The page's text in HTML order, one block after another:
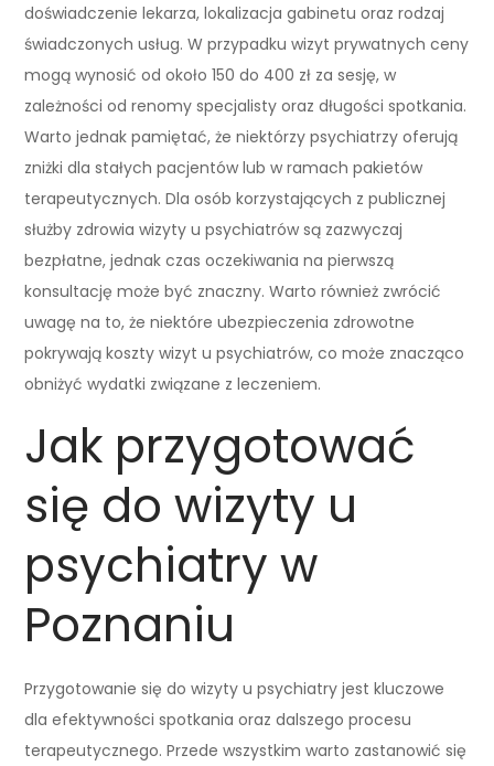
doświadczenie lekarza, lokalizacja gabinetu oraz rodzaj
świadczonych usług. W przypadku wizyt prywatnych ceny
mogą wynosić od około 150 do 400 zł za sesję, w
zależności od renomy specjalisty oraz długości spotkania.
Warto jednak pamiętać, że niektórzy psychiatrzy oferują
zniżki dla stałych pacjentów lub w ramach pakietów
terapeutycznych. Dla osób korzystających z publicznej
służby zdrowia wizyty u psychiatrów są zazwyczaj
bezpłatne, jednak czas oczekiwania na pierwszą
konsultację może być znaczny. Warto również zwrócić
uwagę na to, że niektóre ubezpieczenia zdrowotne
pokrywają koszty wizyt u psychiatrów, co może znacząco
obniżyć wydatki związane z leczeniem.
Jak przygotować
się do wizyty u
psychiatry w
Poznaniu
Przygotowanie się do wizyty u psychiatry jest kluczowe
dla efektywności spotkania oraz dalszego procesu
terapeutycznego. Przede wszystkim warto zastanowić się